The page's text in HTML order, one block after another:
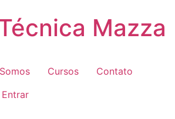
Mazza
Cursos
Contato
Entrar